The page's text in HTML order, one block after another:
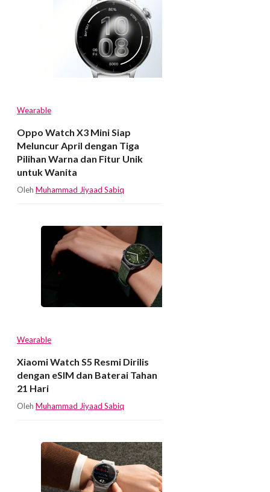
Wearable
Oppo Watch X3 Mini Siap
Meluncur April dengan Tiga
Pilihan Warna dan Fitur Unik
untuk Wanita
Oleh Muhammad Jiyaad Sabiq
Wearable
Xiaomi Watch S5 Resmi Dirilis
dengan eSIM dan Baterai Tahan
21 Hari
Oleh Muhammad Jiyaad Sabiq